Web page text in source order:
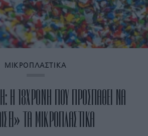
ΜΙΚΡΟΠΛΑΣΤΙΚΑ
Η 18ΧΡΟΝΗ ΠΟΥ ΠΡΟΣΠΑΘΕΙ ΝΑ
ΤΑ ΜΙΚΡΟΠΛΑΣΤΙΚΑ